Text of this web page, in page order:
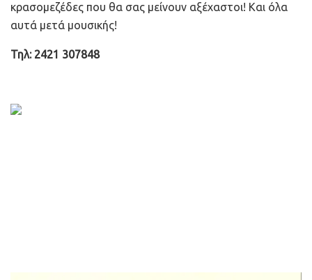
κρασομεζέδες που θα σας μείνουν αξέχαστοι! Και όλα
αυτά μετά μουσικής!
Τηλ: 2421 307848